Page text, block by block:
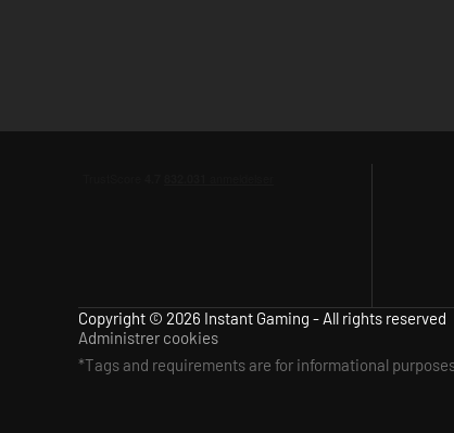
Copyright © 2026 Instant Gaming - All rights reserved
Administrer cookies
*Tags and requirements are for informational